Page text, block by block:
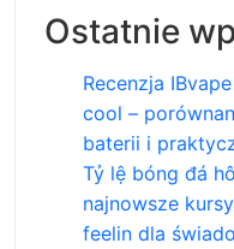
Ostatnie
Recenzja
cool –
baterii i
Tỷ lệ bóng đá
najnowsze
feelin dla